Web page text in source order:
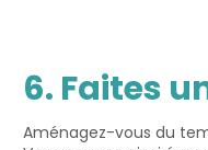
6. Faites
Aménagez-vous du